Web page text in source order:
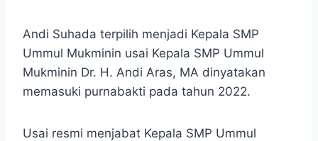
Andi Suhada terpilih menjadi Kepala SMP
Ummul Mukminin usai Kepala SMP Ummul
Mukminin Dr. H. Andi Aras, MA dinyatakan
memasuki purnabakti pada tahun 2022.
Usai resmi menjabat Kepala SMP Ummul